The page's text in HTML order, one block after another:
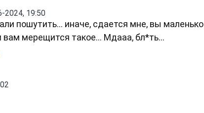
2024, 19:50
пошутить... иначе, сдается мне, вы
вам мерещится такое... Мдааа, бл*ть...